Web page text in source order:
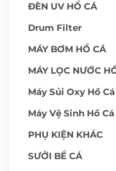
ĐÈN UV HỒ CÁ
Drum Filter
MÁY BƠM HỒ CÁ
MÁY LỌC NƯỚC
Máy Sủi Oxy Hồ Cá
Máy Vệ Sinh Hồ
PHỤ KIỆN KHÁC
SƯỞI BỂ CÁ